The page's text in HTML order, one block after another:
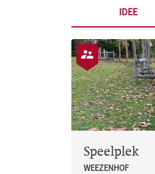
IDEE
Speelplek
WEEZENHOF